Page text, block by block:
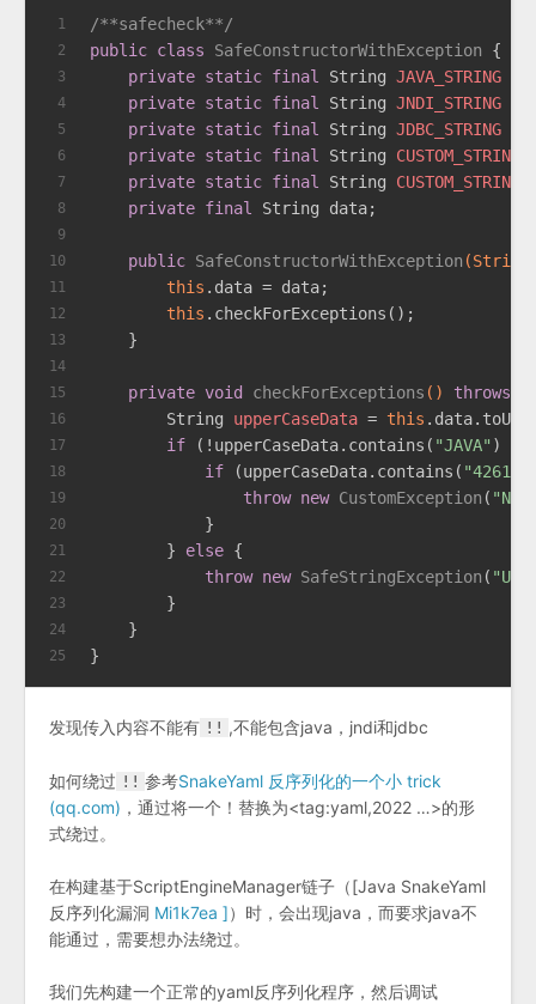
1
2
3
4
5
6
7
8
9
10
11
12
13
14
15
16
17
18
19
20
21
22
23
24
25
/**safecheck**/
public class SafeConstructorWithException {
private static final String JAVA_STRING
private static final String JNDI_STRING
private static final String JDBC_STRING
private static final String
CUSTOM_STRING1
private static final String
CUSTOM_STRING2
private final String data;
public SafeConstructorWithException (String
this .data = data;
this .checkForExceptions();
    }
private void checkForExceptions () throws
String
upperCaseData = this
if (!upperCaseData.contains( "JAVA" )
if (upperCaseData.contains(
throw new CustomException ( "No
            }
        }
else {
throw new SafeStringException (
        }
    }
}
发现传入内容不能有 !! ,不能包含java，jndi和jdbc
如何绕过 !! 参考SnakeYaml 反序列化的一个小 trick
(qq.com) ，通过将一个！替换为<tag:yaml,2022 …>的形
式绕过。
在构建基于ScriptEngineManager链子（[Java SnakeYaml
反序列化漏洞 Mi1k7ea ]）时，会出现java，而要求java不
能通过，需要想办法绕过。
我们先构建一个正常的yaml反序列化程序，然后调试